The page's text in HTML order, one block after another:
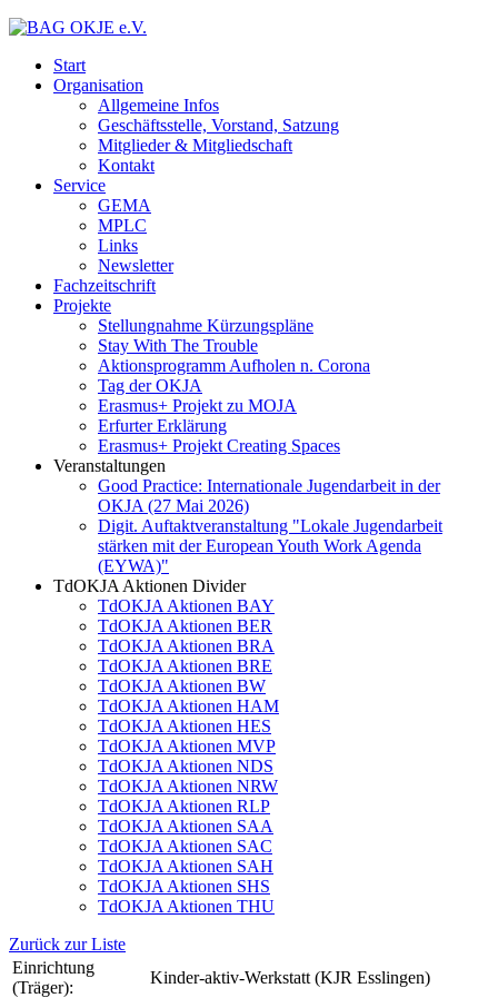
Start
Organisation
Allgemeine Infos
Geschäftsstelle, Vorstand, Satzung
Mitglieder & Mitgliedschaft
Kontakt
Service
GEMA
MPLC
Links
Newsletter
Fachzeitschrift
Projekte
Stellungnahme Kürzungspläne
Stay With The Trouble
Aktionsprogramm Aufholen n. Corona
Tag der OKJA
Erasmus+ Projekt zu MOJA
Erfurter Erklärung
Erasmus+ Projekt Creating Spaces
Veranstaltungen
Good Practice: Internationale Jugendarbeit in der
OKJA (27 Mai 2026)
Digit. Auftaktveranstaltung "Lokale Jugendarbeit
stärken mit der European Youth Work Agenda
(EYWA)"
TdOKJA Aktionen Divider
TdOKJA Aktionen BAY
TdOKJA Aktionen BER
TdOKJA Aktionen BRA
TdOKJA Aktionen BRE
TdOKJA Aktionen BW
TdOKJA Aktionen HAM
TdOKJA Aktionen HES
TdOKJA Aktionen MVP
TdOKJA Aktionen NDS
TdOKJA Aktionen NRW
TdOKJA Aktionen RLP
TdOKJA Aktionen SAA
TdOKJA Aktionen SAC
TdOKJA Aktionen SAH
TdOKJA Aktionen SHS
TdOKJA Aktionen THU
Zurück zur Liste
Einrichtung
(Träger):
Kinder-aktiv-Werkstatt (KJR Esslingen)